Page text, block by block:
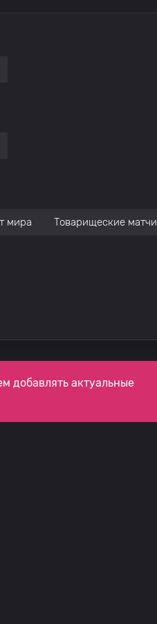
мира Товарищеские матчи
добавлять актуальные